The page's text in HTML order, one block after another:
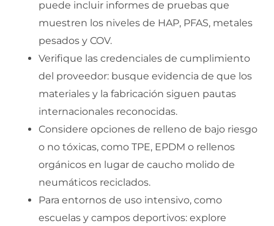
puede incluir informes de pruebas que
muestren los niveles de HAP, PFAS, metales
pesados y COV.
Verifique las credenciales de cumplimiento
del proveedor: busque evidencia de que los
materiales y la fabricación siguen pautas
internacionales reconocidas.
Considere opciones de relleno de bajo riesgo
o no tóxicas, como TPE, EPDM o rellenos
orgánicos en lugar de caucho molido de
neumáticos reciclados.
Para entornos de uso intensivo, como
escuelas y campos deportivos: explore